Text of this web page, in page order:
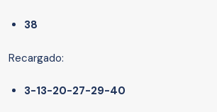
38
Recargado:
3-13-20-27-29-40